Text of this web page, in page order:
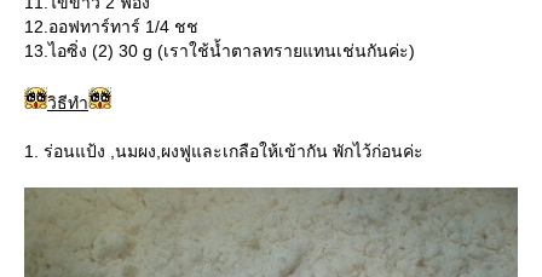
12.ออฟทาร์ทาร์ 1/4 ชช
13.ไอซิ่ง (2) 30 g (เราใช้น้ำตาลทรายแทนเช่นกันค่ะ)
วิธีทำ
1. ร่อนแป้ง ,นมผง,ผงฟูและเกลือให้เข้ากัน พักไว้ก่อนค่ะ